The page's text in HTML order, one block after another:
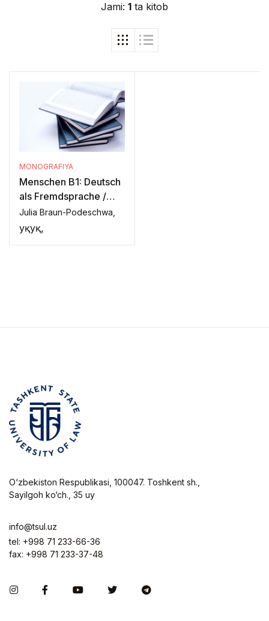
Jami: 1 ta kitob
MONOGRAFIYA
Menschen B1: Deutsch
als Fremdsprache /
Kursbuch
Julia Braun-Podeschwa,
Ҳуқуқ,
O‘zbekiston Respublikasi, 100047. Toshkent sh.,
Sayilgoh ko‘ch., 35 uy
info@tsul.uz
tel: +998 71 233-66-36
fax: +998 71 233-37-48